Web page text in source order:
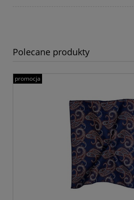
Polecane produkty
promocja